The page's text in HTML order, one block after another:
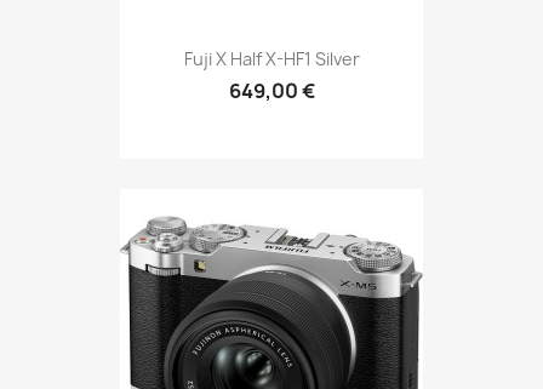
Fuji X Half X-HF1 Silver
649,00 €